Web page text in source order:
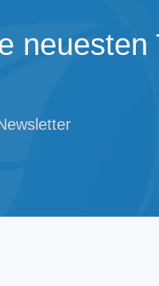
neuesten